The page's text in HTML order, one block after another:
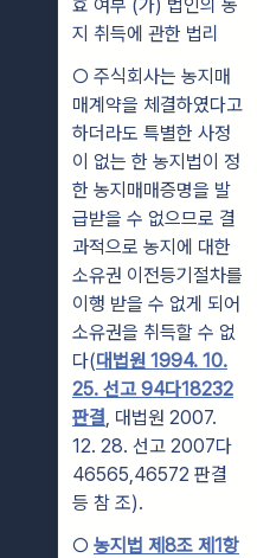
효 여부 (가) 법인의 농
지 취득에 관한 법리
○ 주식회사는 농지매
매계약을 체결하였다고
하더라도 특별한 사정
이 없는 한 농지법이 정
한 농지매매증명을 발
급받을 수 없으므로 결
과적으로 농지에 대한
소유권 이전등기절차를
이행 받을 수 없게 되어
소유권을 취득할 수 없
다(대법원 1994. 10.
25. 선고 94다18232
판결, 대법원 2007.
12. 28. 선고 2007다
46565,46572 판결
등 참 조).
○ 농지법 제8조 제1항